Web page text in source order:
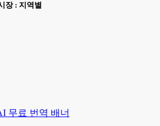
장 : 지역별